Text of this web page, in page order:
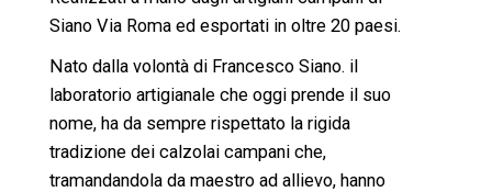
Siano Via Roma ed esportati in oltre 20 paesi.
Nato dalla volontà di Francesco Siano. il
laboratorio artigianale che oggi prende il suo
nome, ha da sempre rispettato la rigida
tradizione dei calzolai campani che,
tramandandola da maestro ad allievo, hanno